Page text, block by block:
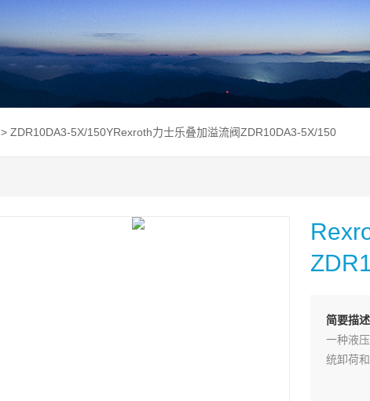
> ZDR10DA3-5X/150YRexroth力士乐叠加溢流阀ZDR10DA3-5X/150
简要描述
一种液
统卸荷